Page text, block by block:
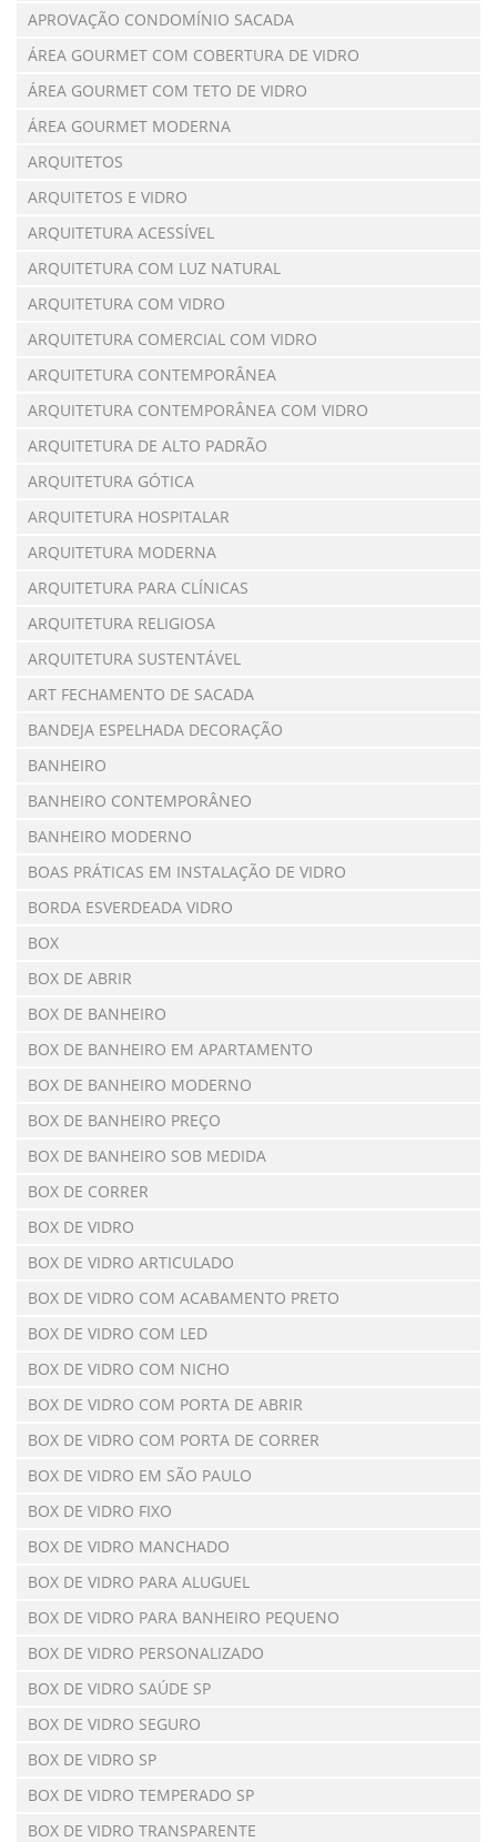
APROVAÇÃO CONDOMÍNIO SACADA
ÁREA GOURMET COM COBERTURA DE VIDRO
ÁREA GOURMET COM TETO DE VIDRO
ÁREA GOURMET MODERNA
ARQUITETOS
ARQUITETOS E VIDRO
ARQUITETURA ACESSÍVEL
ARQUITETURA COM LUZ NATURAL
ARQUITETURA COM VIDRO
ARQUITETURA COMERCIAL COM VIDRO
ARQUITETURA CONTEMPORÂNEA
ARQUITETURA CONTEMPORÂNEA COM VIDRO
ARQUITETURA DE ALTO PADRÃO
ARQUITETURA GÓTICA
ARQUITETURA HOSPITALAR
ARQUITETURA MODERNA
ARQUITETURA PARA CLÍNICAS
ARQUITETURA RELIGIOSA
ARQUITETURA SUSTENTÁVEL
ART FECHAMENTO DE SACADA
BANDEJA ESPELHADA DECORAÇÃO
BANHEIRO
BANHEIRO CONTEMPORÂNEO
BANHEIRO MODERNO
BOAS PRÁTICAS EM INSTALAÇÃO DE VIDRO
BORDA ESVERDEADA VIDRO
BOX
BOX DE ABRIR
BOX DE BANHEIRO
BOX DE BANHEIRO EM APARTAMENTO
BOX DE BANHEIRO MODERNO
BOX DE BANHEIRO PREÇO
BOX DE BANHEIRO SOB MEDIDA
BOX DE CORRER
BOX DE VIDRO
BOX DE VIDRO ARTICULADO
BOX DE VIDRO COM ACABAMENTO PRETO
BOX DE VIDRO COM LED
BOX DE VIDRO COM NICHO
BOX DE VIDRO COM PORTA DE ABRIR
BOX DE VIDRO COM PORTA DE CORRER
BOX DE VIDRO EM SÃO PAULO
BOX DE VIDRO FIXO
BOX DE VIDRO MANCHADO
BOX DE VIDRO PARA ALUGUEL
BOX DE VIDRO PARA BANHEIRO PEQUENO
BOX DE VIDRO PERSONALIZADO
BOX DE VIDRO SAÚDE SP
BOX DE VIDRO SEGURO
BOX DE VIDRO SP
BOX DE VIDRO TEMPERADO SP
BOX DE VIDRO TRANSPARENTE